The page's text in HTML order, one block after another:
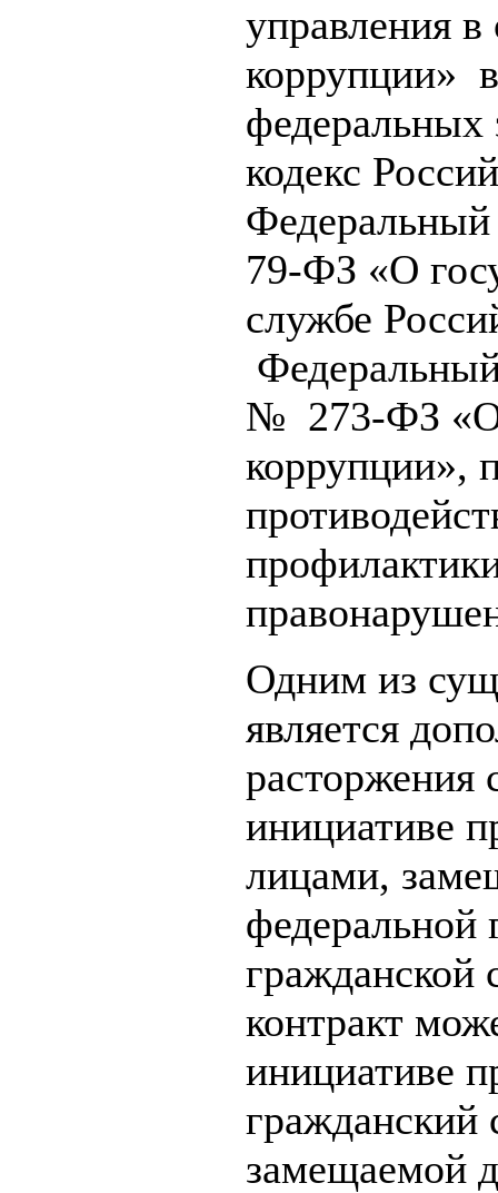
управления в
коррупции»
федеральных
кодекс
79-ФЗ «О
службе
№ 273-ФЗ «О
коррупции»,
Одним из
является
расторжения
инициативе
лицами,
федеральной
контракт
инициативе
замещаемой